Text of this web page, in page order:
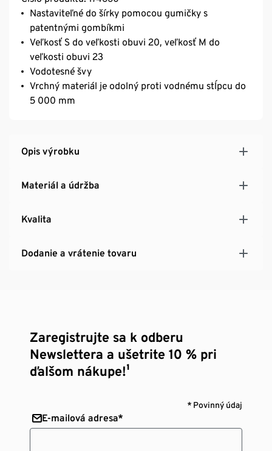
Nastaviteľné do šírky pomocou gumičky s
patentnými gombíkmi
Veľkosť S do veľkosti obuvi 20, veľkosť M do
veľkosti obuvi 23
Vodotesné švy
Vrchný materiál je odolný proti vodnému stĺpcu do
5 000 mm
Opis výrobku
Materiál a údržba
Kvalita
Dodanie a vrátenie tovaru
Zaregistrujte sa k odberu
Newslettera a ušetrite 10 % pri
ďalšom nákupe!¹
* Povinný údaj
E-mailová adresa*